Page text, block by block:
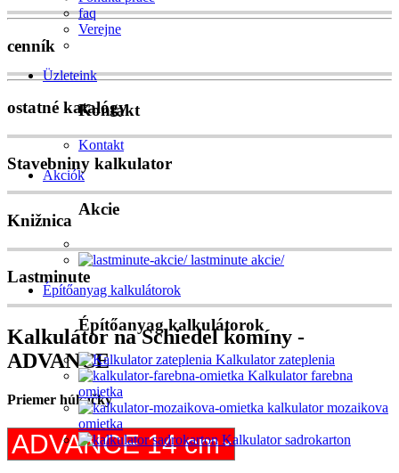
faq
Verejne
Üzleteink
Kontakt
Kontakt
Akciók
Akcie
lastminute akcie/
Építőanyag kalkulátorok
Építőanyag kalkulátorok
Kalkulator zateplenia
Kalkulator farebna
omietka
kalkulator mozaikova
omietka
Kalkulator sadrokarton
cenník
ostatné katalógy
Stavebniny kalkulator
Knižnica
Lastminute
Kalkulátor na Schiedel komíny -
ADVANCE
Priemer húkačky